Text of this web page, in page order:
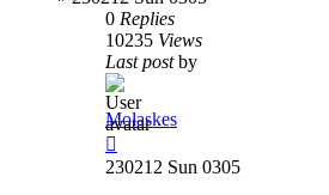
0 Replies
10235 Views
Last postby
Molaskes
230212 Sun 0305